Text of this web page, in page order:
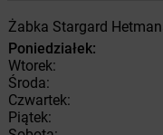
Żabka Stargard
Poniedziałek:
Wtorek:
Środa:
Czwartek:
Piątek: